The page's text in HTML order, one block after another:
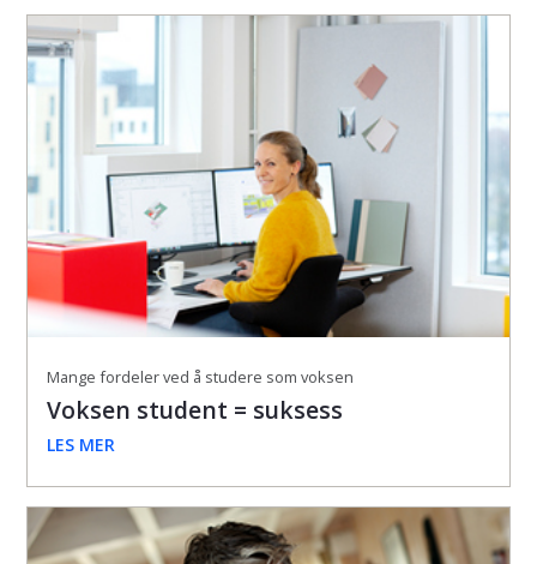
Mange fordeler ved å studere som voksen
Voksen student = suksess
LES MER